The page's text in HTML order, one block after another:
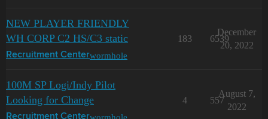
NEW PLAYER FRIENDLY
WH CORP C2 HS/C3 static
Recruitment Centerwormhole
183 6539
December
20, 2022
100M SP Logi/Indy Pilot
Looking for Change
Recruitment Centerwormhole
4 557
August 7,
2022